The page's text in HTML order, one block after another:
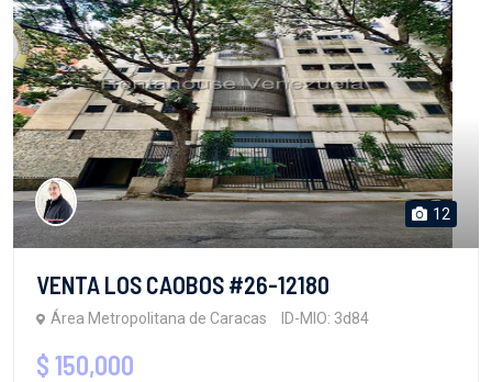
12
VENTA LOS CAOBOS #26-12180
Área Metropolitana de Caracas ID-MIO: 3d84
$ 150,000